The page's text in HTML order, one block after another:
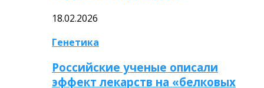
18.02.2026
Генетика
Российские ученые описали
эффект лекарств на «белковых